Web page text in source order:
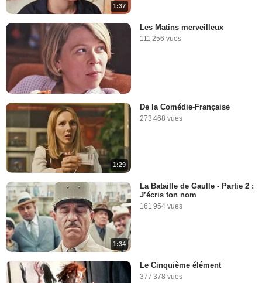
1:37
Les Matins merveilleux
111 256 vues
1:29
De la Comédie-Française
273 468 vues
1:34
La Bataille de Gaulle - Partie 2 :
J’écris ton nom
161 954 vues
Le Cinquième élément
377 378 vues